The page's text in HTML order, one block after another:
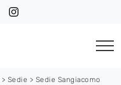
> Sedie > Sedie Sangiacomo